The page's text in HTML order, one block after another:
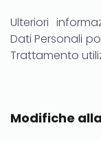
Ulteriori
Dati Personali
Trattamento
Modifiche